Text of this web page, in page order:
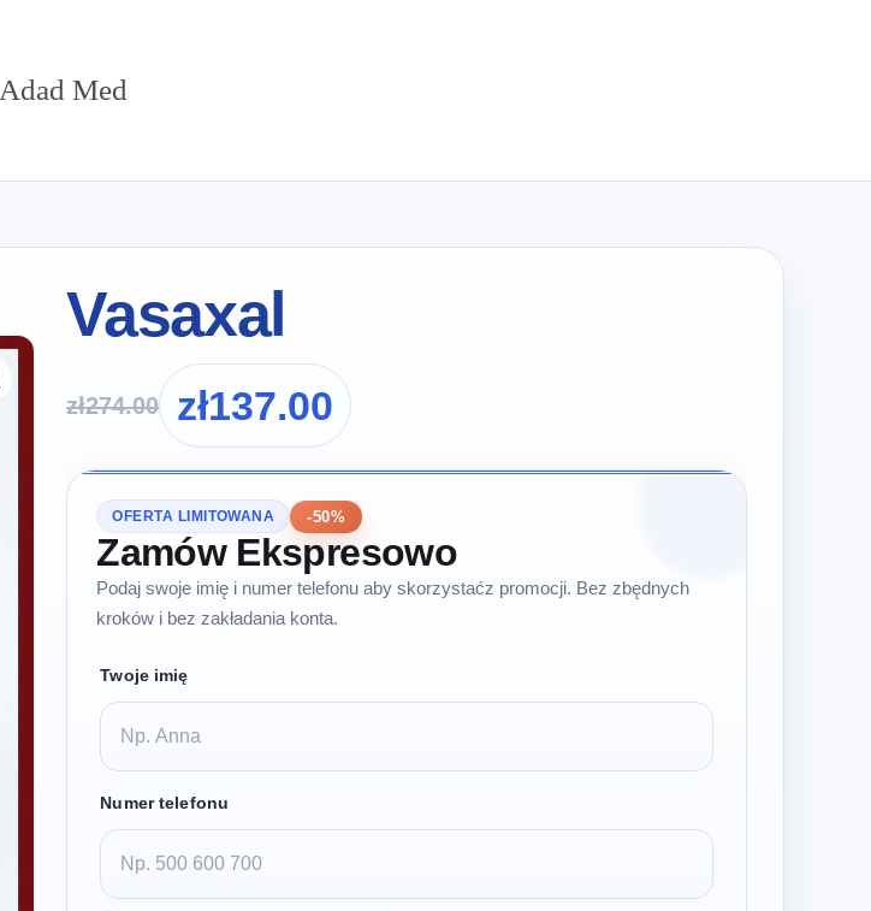
Adad Med
Vasaxal
zł274.00 zł137.00
OFERTA LIMITOWANA -50%
Zamów Ekspresowo
Podaj swoje imię i numer telefonu aby skorzystaćz promocji. Bez zbędnych
kroków i bez zakładania konta.
Twoje imię
Numer telefonu